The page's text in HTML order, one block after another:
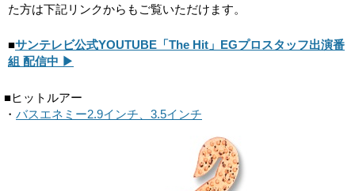
た方は下記リンクからもご覧いただけます。
■サンテレビ公式YOUTUBE「The Hit」EGプロスタッフ出演番
組 配信中 ▶
■ヒットルアー
・ バスエネミー2.9インチ、3.5インチ